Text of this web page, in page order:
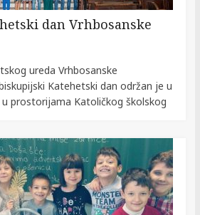
dan Vrhbosanske
ureda Vrhbosanske
Katehetski dan održan je u
prostorijama Katoličkog školskog